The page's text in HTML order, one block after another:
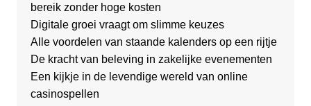
bereik zonder hoge kosten
Digitale groei vraagt om slimme keuzes
Alle voordelen van staande kalenders op een rijtje
De kracht van beleving in zakelijke evenementen
Een kijkje in de levendige wereld van online
casinospellen